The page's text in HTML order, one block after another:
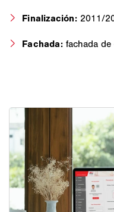
Finalización: 2011/
Fachada: fachada